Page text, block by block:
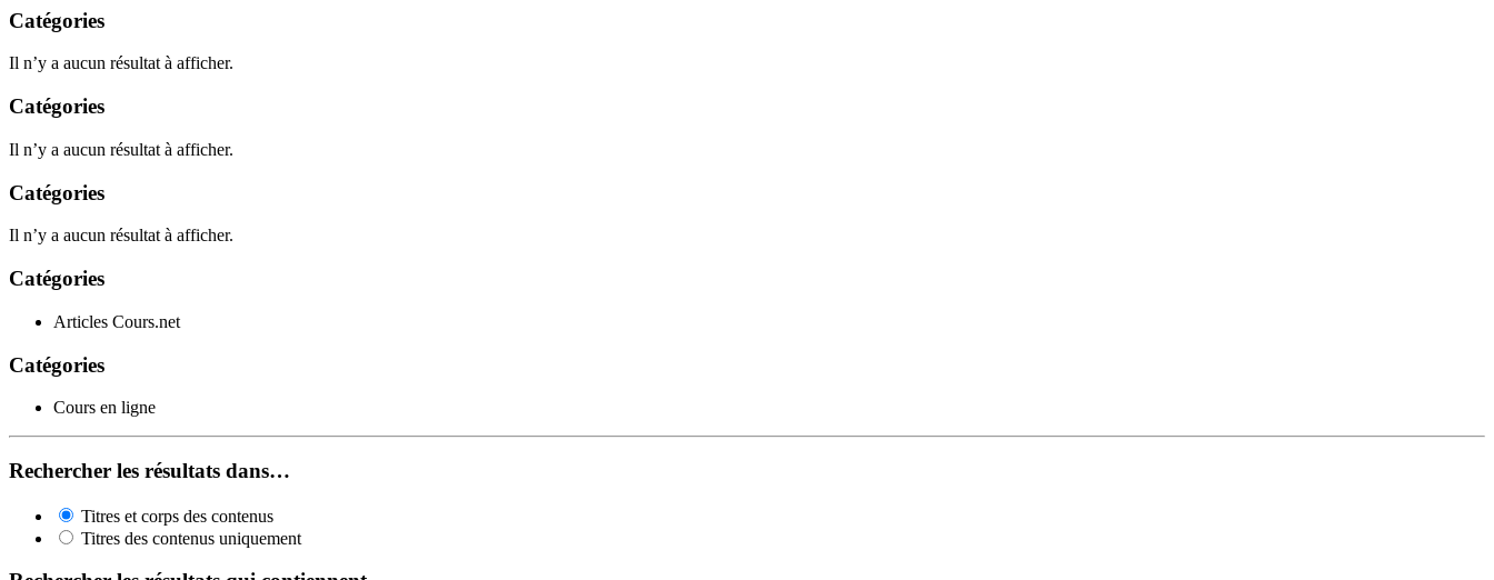
Catégories
Il n’y a aucun résultat à afficher.
Catégories
Il n’y a aucun résultat à afficher.
Catégories
Il n’y a aucun résultat à afficher.
Catégories
Articles Cours.net
Catégories
Cours en ligne
Rechercher les résultats dans…
Titres et corps des contenus
Titres des contenus uniquement